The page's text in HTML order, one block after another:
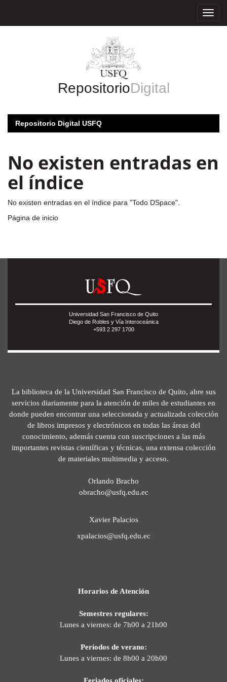
RepositorioDigital
Repositorio Digital USFQ
No existen entradas en
el índice
No existen entradas en el índice para "Todo DSpace".
Página de inicio
Universidad San Francisco de Quito
Diego de Robles y Vía Interoceánica
+593 2 297 1700
La biblioteca de la Universidad San Francisco de Quito, abre sus
servicios diariamente para la atención de miles de estudiantes en
donde pueden encontrar una seleccionada y actualizada colección
de libros impresos y electrónicos en todas las áreas del
conocimiento, además cuenta con suscripciones a las más
importantes revistas científicas y técnicas, una extensa colección
de materiales multimedia y acceso.
Orlando Bracho
obracho@usfq.edu.ec
Xavier Palacios
xpalacios@usfq.edu.ec
Horarios de Atención
Semestres regulares:
Lunes a viernes: de 7h00 a 21h00
Períodos de verano:
Lunes a viernes: de 8h00 a 20h00
Feriados oficiales: